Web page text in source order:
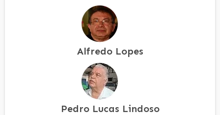
Alfredo Lopes
Pedro Lucas Lindoso